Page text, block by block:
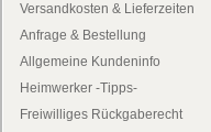
Versandkosten & Lieferzeiten
Anfrage & Bestellung
Allgemeine Kundeninfo
Heimwerker -Tipps-
Freiwilliges Rückgaberecht